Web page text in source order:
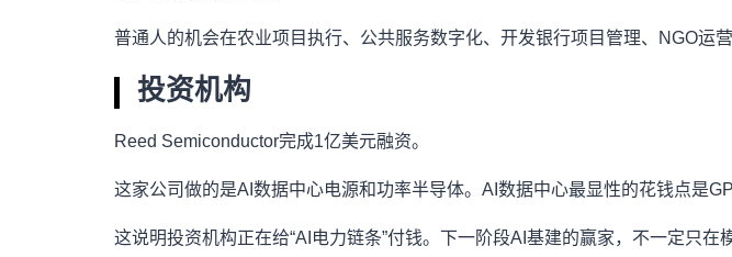
普通人的机会在农业项目执行、公共服务数字化、开发银行项目管理、NGO运
投资机构
Reed Semiconductor完成1亿美元融资。
这家公司做的是AI数据中心电源和功率半导体。AI数据中心最显性的花钱点是
这说明投资机构正在给“AI电力链条”付钱。下一阶段AI基建的赢家，不一定只